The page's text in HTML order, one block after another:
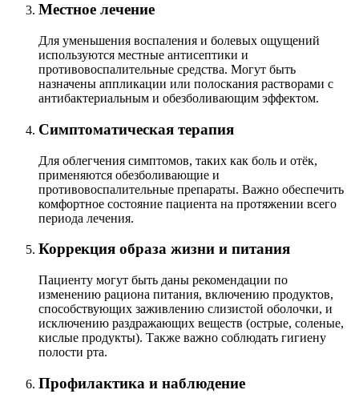
Местное лечение
Для уменьшения воспаления и болевых ощущений
используются местные антисептики и
противовоспалительные средства. Могут быть
назначены аппликации или полоскания растворами с
антибактериальным и обезболивающим эффектом.
Симптоматическая терапия
Для облегчения симптомов, таких как боль и отёк,
применяются обезболивающие и
противовоспалительные препараты. Важно обеспечить
комфортное состояние пациента на протяжении всего
периода лечения.
Коррекция образа жизни и питания
Пациенту могут быть даны рекомендации по
изменению рациона питания, включению продуктов,
способствующих заживлению слизистой оболочки, и
исключению раздражающих веществ (острые, соленые,
кислые продукты). Также важно соблюдать гигиену
полости рта.
Профилактика и наблюдение